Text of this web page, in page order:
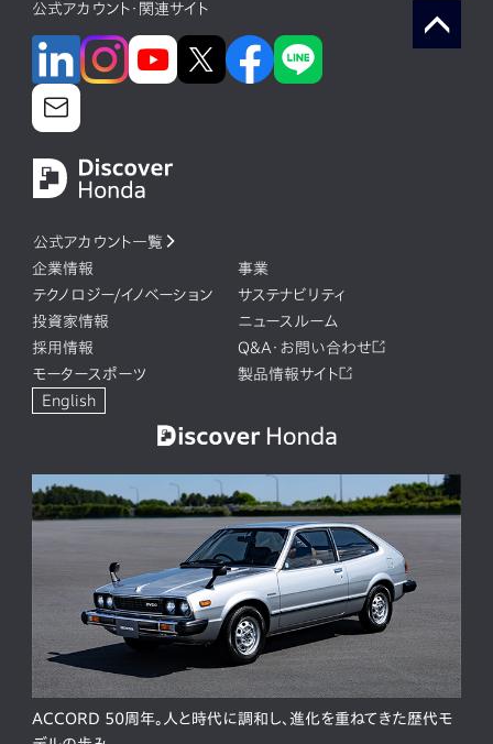
公式アカウント・関連サイト
公式アカウント一覧
企業情報
事業
テクノロジー/イノベーション
サステナビリティ
投資家情報
ニュースルーム
採用情報
Q&A・お問い合わせ
モータースポーツ
製品情報サイト
English
ACCORD 50周年。人と時代に調和し、進化を重ねてきた歴代モ